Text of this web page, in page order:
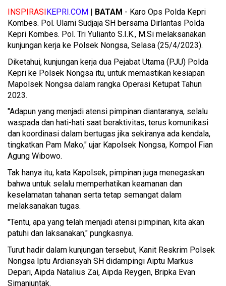
INSPIRASI KEPRI.COM BATAM - Karo Ops Polda Kepri
Kombes. Pol. Ulami Sudjaja SH bersama Dirlantas Polda
Kepri Kombes. Pol. Tri Yulianto S.I.K., M.Si melaksanakan
kunjungan kerja ke Polsek Nongsa, Selasa (25/4/2023).
Diketahui, kunjungan kerja dua Pejabat Utama (PJU) Polda
Kepri ke Polsek Nongsa itu, untuk memastikan kesiapan
Mapolsek Nongsa dalam rangka Operasi Ketupat Tahun
2023.
"Adapun yang menjadi atensi pimpinan diantaranya, selalu
waspada dan hati-hati saat beraktivitas, terus komunikasi
dan koordinasi dalam bertugas jika sekiranya ada kendala,
tingkatkan Pam Mako," ujar Kapolsek Nongsa, Kompol Fian
Agung Wibowo.
Tak hanya itu, kata Kapolsek, pimpinan juga menegaskan
bahwa untuk selalu memperhatikan keamanan dan
keselamatan tahanan serta tetap semangat dalam
melaksanakan tugas.
"Tentu, apa yang telah menjadi atensi pimpinan, kita akan
patuhi dan laksanakan," pungkasnya.
Turut hadir dalam kunjungan tersebut, Kanit Reskrim Polsek
Nongsa Iptu Ardiansyah SH didampingi Aiptu Markus
Depari, Aipda Natalius Zai, Aipda Reygen, Bripka Evan
Simanjuntak.